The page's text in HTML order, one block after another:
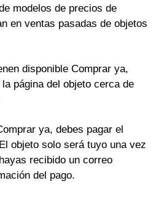
modelos de precios de
en ventas pasadas de objetos
disponible Comprar ya,
página del objeto cerca de
ya, debes pagar el
objeto solo será tuyo una vez
recibido un correo
del pago.